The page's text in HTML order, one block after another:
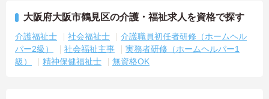
大阪府大阪市鶴見区の介護・福祉求人を資格で探す
介護福祉士 社会福祉士
介護職員初任者研修（ホームヘル
パー2級）
社会福祉主事
実務者研修（ホームヘルパー1
級）
精神保健福祉士 無資格OK